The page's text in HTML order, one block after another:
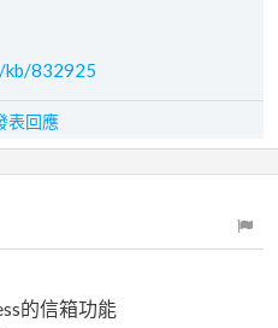
kb/832925
表回應
的信箱功能